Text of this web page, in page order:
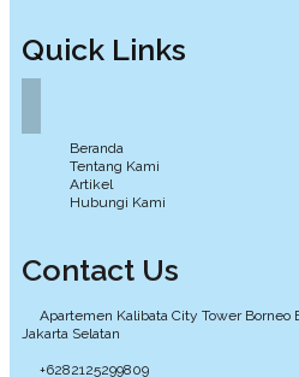
Quick Links
Beranda
Tentang Kami
Artikel
Hubungi Kami
Contact Us
Apartemen Kalibata City Tower Borneo
Jakarta Selatan
+6282125299809